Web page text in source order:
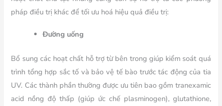
pháp điều trị khác để tối ưu hoá hiệu quả điều trị:
Đường uống
Bổ sung các hoạt chất hỗ trợ từ bên trong giúp kiểm soát quá
trình tổng hợp sắc tố và bảo vệ tế bào trước tác động của tia
UV. Các thành phần thường được ưu tiên bao gồm tranexamic
acid nồng độ thấp (giúp ức chế plasminogen), glutathione,